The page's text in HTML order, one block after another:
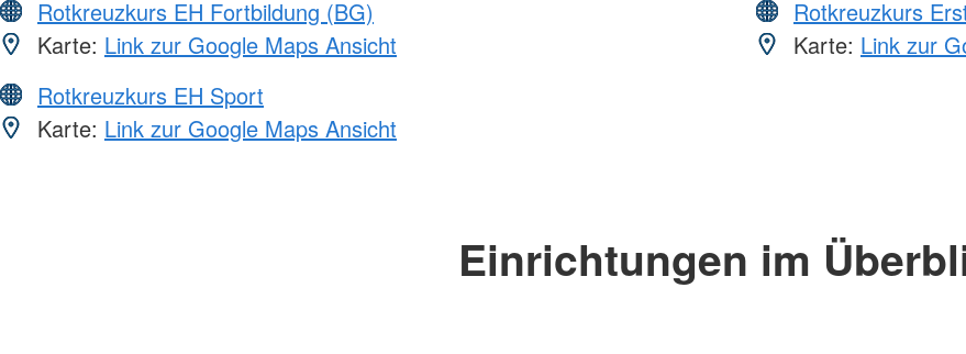
Rotkreuzkurs EH Fortbildung (BG)
Karte: Link zur Google Maps Ansicht
Rotkreuzkurs EH Sport
Karte: Link zur Google Maps Ansicht
Rotkreuzkurs
Karte: Link zur
Einrichtungen im